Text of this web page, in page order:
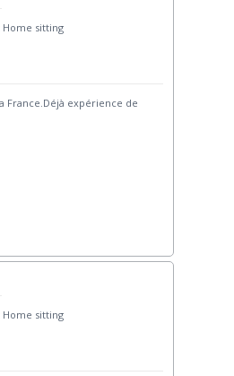
sitting
expérience de
sitting